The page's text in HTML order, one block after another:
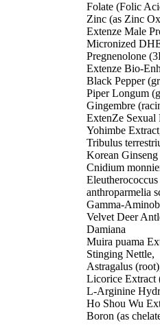
Folate (Folic
Zinc (as Zinc
Extenze Male
Micronized
Pregnenolone
Extenze Bio-
Black Pepper
Piper Longum
Gingembre
ExtenZe Sexual
Yohimbe
Tribulus
Korean
Cnidium
anthroparmelia
Gamma-
Velvet Deer
Damiana
Muira puama
Stinging Nettle,
Astragalus
Licorice Extract
L-Arginine
Ho Shou Wu
Boron (as